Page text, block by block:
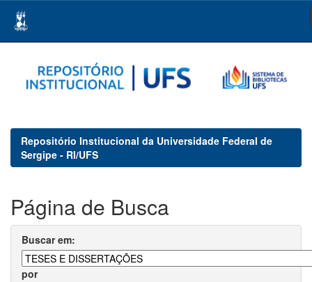
navigation
Repositório Institucional da Universidade Federal de
Sergipe - RI/UFS
Página de Busca
Buscar em:
por